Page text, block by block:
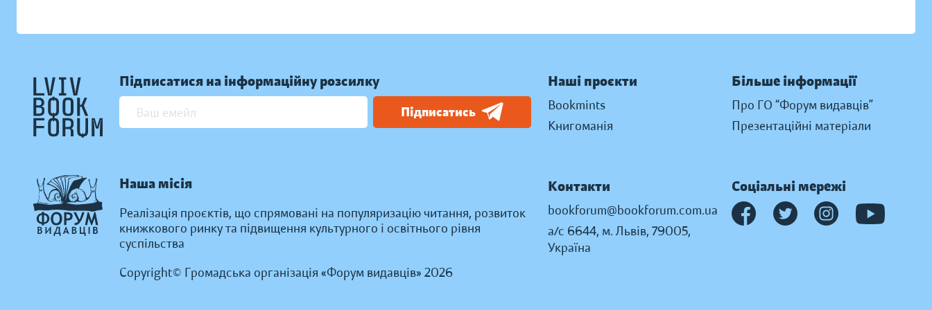
Підписатися на інформаційну розсилку
Підписатись
Наша місія
Реалізація проєктів, що спрямовані на популяризацію читання, розвиток
книжкового ринку та підвищення культурного і освітнього рівня
суспільства
Copyright© Громадська організація «Форум видавців» 2026
Наші проєкти
Bookmints
Книгоманія
Більше інформації
Про ГО “Форум видавців”
Презентаційні матеріали
Контакти
bookforum@bookforum.com.ua
а/с 6644, м. Львів, 79005,
Україна
Соціальні мережі